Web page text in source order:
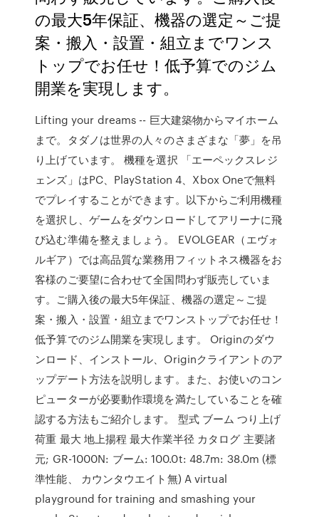
の最大5年保証、機器の選定～ご提
案・搬入・設置・組立までワンス
トップでお任せ！低予算でのジム
開業を実現します。
Lifting your dreams -- 巨大建築物からマイホーム
まで。タダノは世界の人々のさまざまな「夢」を吊
り上げています。 機種を選択 「エーペックスレジ
ェンズ」はPC、PlayStation 4、Xbox Oneで無料
でプレイすることができます。以下からご利用機種
を選択し、ゲームをダウンロードしてアリーナに飛
び込む準備を整えましょう。 EVOLGEAR（エヴォ
ルギア）では高品質な業務用フィットネス機器をお
客様のご要望に合わせて全国問わず販売していま
す。ご購入後の最大5年保証、機器の選定～ご提
案・搬入・設置・組立までワンストップでお任せ！
低予算でのジム開業を実現します。 Originのダウ
ンロード、インストール、Originクライアントのア
ップデート方法を説明します。また、お使いのコン
ピューターが必要動作環境を満たしていることを確
認する方法もご紹介します。 型式 ブーム つり上げ
荷重 最大 地上揚程 最大作業半径 カタログ 主要諸
元; GR-1000N: ブーム: 100.0t: 48.7m: 38.0m (標
準性能、 カウンタウエイト無) A virtual
playground for training and smashing your